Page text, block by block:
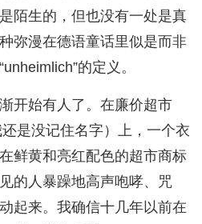
陌生的，但也没有一处是真
弥漫在德语童话里似是而非
的定义。
开始有人了。在廉价超市
是没记住名字）上，一个衣
鲜黄和亮红配色的超市商标
的人暴躁地高声咆哮、咒
起来。我确信十几年以前在